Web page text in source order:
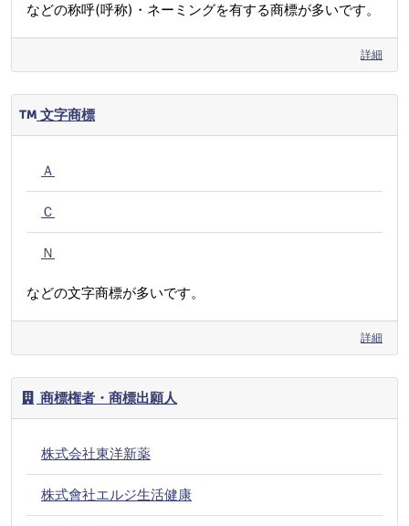
などの称呼(呼称)・ネーミングを有する商標が多いです。
詳細
文字商標
Ａ
Ｃ
Ｎ
などの文字商標が多いです。
詳細
商標権者・商標出願人
株式会社東洋新薬
株式會社エルジ生活健康